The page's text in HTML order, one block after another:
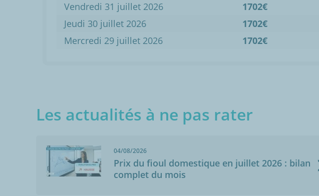
Vendredi 31 juillet 2026
1702€
Jeudi 30 juillet 2026
1702€
Mercredi 29 juillet 2026
1702€
Les actualités à ne pas rater
04/08/2026
Prix du fioul domestique en juillet 2026 : bilan
complet du mois